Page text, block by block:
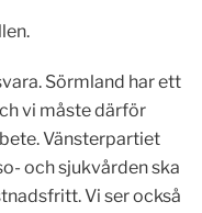
Sörmland har ett
vi måste därför
Vänsterpartiet
och sjukvården ska
Vi ser också